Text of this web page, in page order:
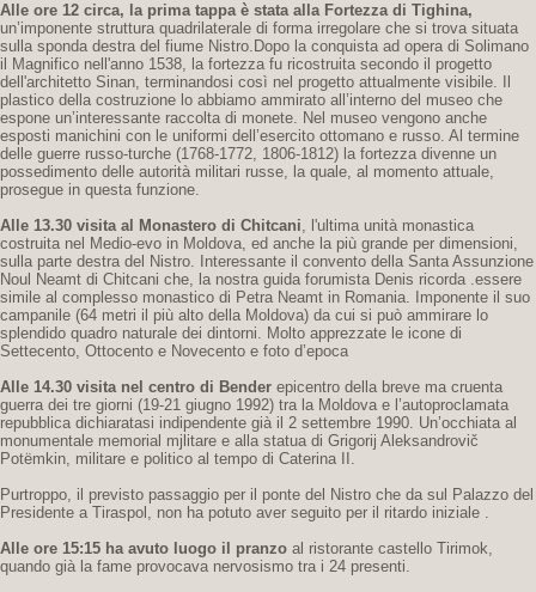
Alle ore 12 circa, la prima tappa è stata alla Fortezza di Tighina,
un’imponente struttura quadrilaterale di forma irregolare che si trova situata
sulla sponda destra del fiume Nistro.Dopo la conquista ad opera di Solimano
il Magnifico nell'anno 1538, la fortezza fu ricostruita secondo il progetto
dell'architetto Sinan, terminandosi così nel progetto attualmente visibile. Il
plastico della costruzione lo abbiamo ammirato all’interno del museo che
espone un’interessante raccolta di monete. Nel museo vengono anche
esposti manichini con le uniformi dell’esercito ottomano e russo. Al termine
delle guerre russo-turche (1768-1772, 1806-1812) la fortezza divenne un
possedimento delle autorità militari russe, la quale, al momento attuale,
prosegue in questa funzione.
Alle 13.30 visita al Monastero di Chitcani, l'ultima unità monastica
costruita nel Medio-evo in Moldova, ed anche la più grande per dimensioni,
sulla parte destra del Nistro. Interessante il convento della Santa Assunzione
Noul Neamt di Chitcani che, la nostra guida forumista Denis ricorda .essere
simile al complesso monastico di Petra Neamt in Romania. Imponente il suo
campanile (64 metri il più alto della Moldova) da cui si può ammirare lo
splendido quadro naturale dei dintorni. Molto apprezzate le icone di
Settecento, Ottocento e Novecento e foto d’epoca
Alle 14.30 visita nel centro di Bender epicentro della breve ma cruenta
guerra dei tre giorni (19-21 giugno 1992) tra la Moldova e l’autoproclamata
repubblica dichiaratasi indipendente già il 2 settembre 1990. Un’occhiata al
monumentale memorial mjlitare e alla statua di Grigorij Aleksandrovič
Potëmkin, militare e politico al tempo di Caterina II.
Purtroppo, il previsto passaggio per il ponte del Nistro che da sul Palazzo del
Presidente a Tiraspol, non ha potuto aver seguito per il ritardo iniziale .
Alle ore 15:15 ha avuto luogo il pranzo al ristorante castello Tirimok,
quando già la fame provocava nervosismo tra i 24 presenti.